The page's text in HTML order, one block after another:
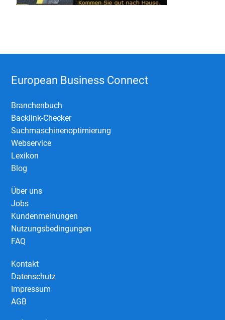
European Business Connect
Branchenbuch
Backlink-Checker
Suchmaschinenoptimierung
Webservice
Lexikon
Blog
Über uns
Jobs
Kundenmeinungen
Nutzungsbedingungen
FAQ
Kontakt
Datenschutz
Impressum
AGB